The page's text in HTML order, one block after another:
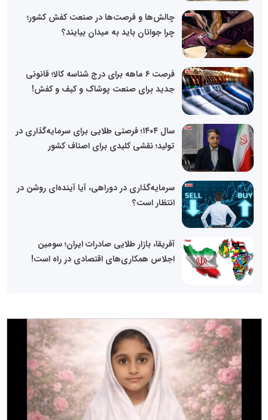
چالش‌ها و فرصت‌ها در صنعت کفش کشور؛
چرا جوانان باید به میدان بیایند؟
فرصت 6 ماهه برای درج شناسه کالا؛ قانونی
جدید برای صنعت پوشاک و کیف و کفش!
سال ۱۴۰۴؛ فرصتی طلایی برای سرمایه‌گذاری در
تولید؛ نقشی کلیدی برای اصناف کشور
سرمایه‌گذاری در دوراهی، آیا آینده‌ای روشن در
انتظار است؟
آفریقا، بازار طلایی صادرات ایران؛ سومین
اجلاس همکاری‌های اقتصادی در راه است!